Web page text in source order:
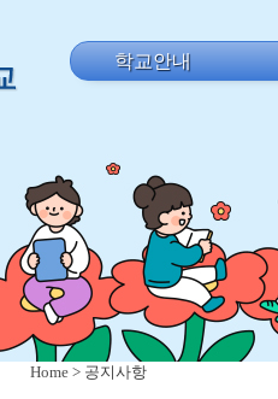
학교안내
Home > 공지사항